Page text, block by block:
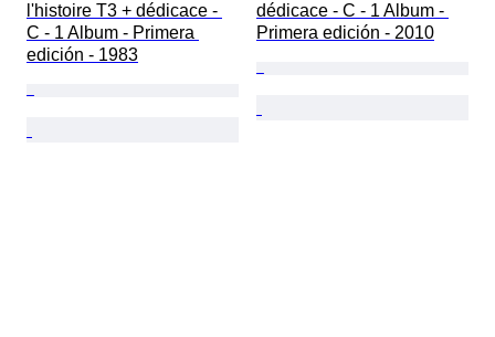
l'histoire T3 + dédicace -
C - 1 Album - Primera
edición - 1983
dédicace - C - 1 Album -
Primera edición - 2010